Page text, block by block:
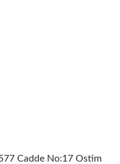
Cadde No:17 Ostim